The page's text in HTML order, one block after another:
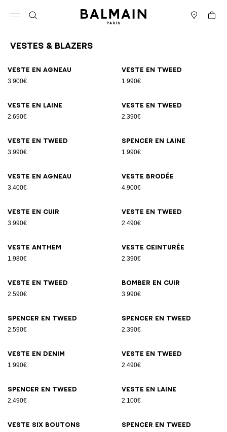
Panier
Vestes & Blazers
Veste en agneau
3.900€
Veste en tweed
1.990€
Veste en laine
2.690€
Veste en tweed
2.390€
Veste en tweed
3.990€
Spencer en laine
1.990€
Veste en agneau
3.400€
Veste brodée
4.900€
Veste en cuir
3.990€
Veste en tweed
2.490€
Veste Anthem
1.980€
Veste ceinturée
2.390€
Veste en tweed
2.590€
Bomber en cuir
3.990€
Spencer en tweed
2.590€
Spencer en tweed
2.390€
Veste en denim
1.990€
Veste en tweed
2.490€
Spencer en tweed
2.490€
Veste en laine
2.100€
Veste six boutons Spencer en tweed